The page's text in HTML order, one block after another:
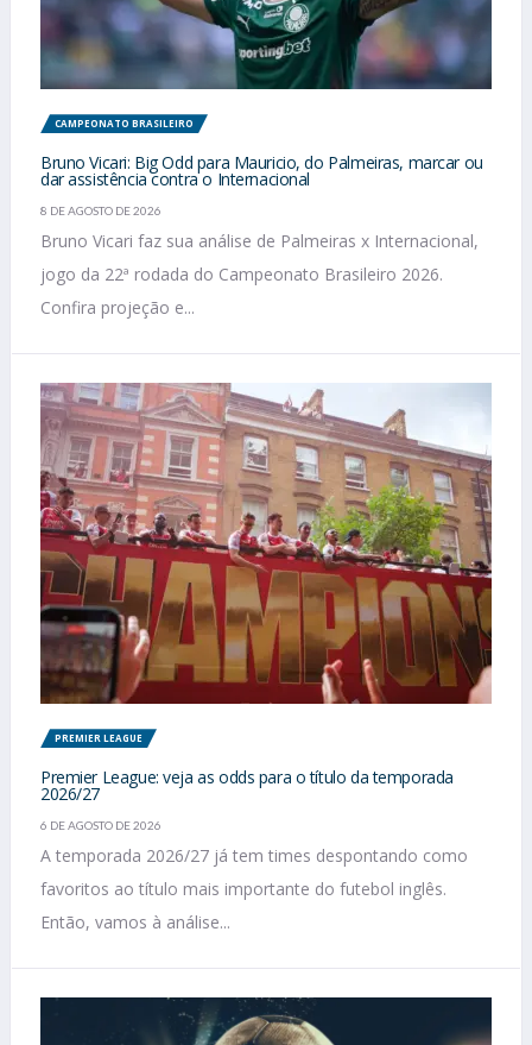
CAMPEONATO BRASILEIRO
Bruno Vicari: Big Odd para Mauricio, do Palmeiras, marcar ou
dar assistência contra o Internacional
8 DE AGOSTO DE 2026
Bruno Vicari faz sua análise de Palmeiras x Internacional,
jogo da 22ª rodada do Campeonato Brasileiro 2026.
Confira projeção e...
PREMIER LEAGUE
Premier League: veja as odds para o título da temporada
2026/27
6 DE AGOSTO DE 2026
A temporada 2026/27 já tem times despontando como
favoritos ao título mais importante do futebol inglês.
Então, vamos à análise...